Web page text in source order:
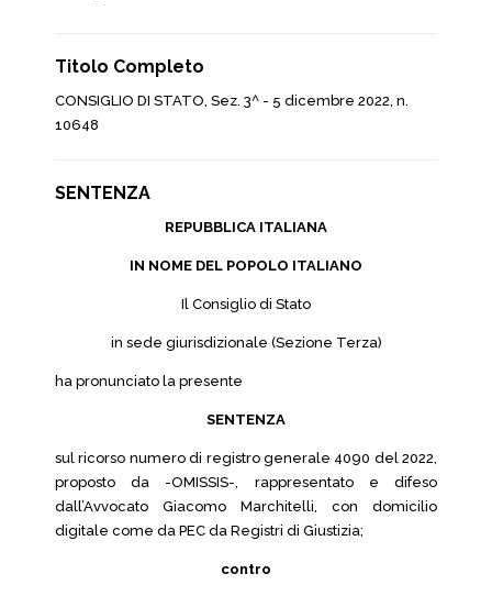
Titolo Completo
CONSIGLIO DI STATO, Sez. 3^ - 5 dicembre 2022, n.
10648
SENTENZA
REPUBBLICA ITALIANA
IN NOME DEL POPOLO ITALIANO
Il Consiglio di Stato
in sede giurisdizionale (Sezione Terza)
ha pronunciato la presente
SENTENZA
sul ricorso numero di registro generale 4090 del 2022,
proposto da -OMISSIS-, rappresentato e difeso
dall’Avvocato Giacomo Marchitelli, con domicilio
digitale come da PEC da Registri di Giustizia;
contro